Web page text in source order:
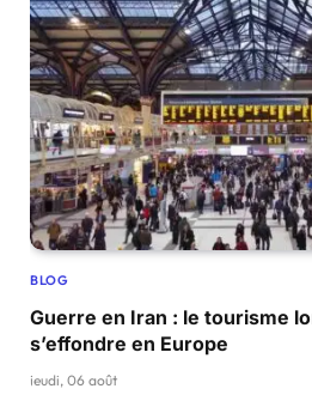
BLOG
Guerre en Iran : le tourisme
s’effondre en Europe
jeudi, 06 août